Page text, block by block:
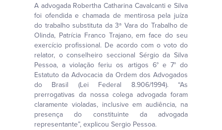
A advogada Robertha Catharina Cavalcanti e Silva
foi ofendida e chamada de mentirosa pela juíza
do trabalho substituta da 3ª Vara do Trabalho de
Olinda, Patrícia Franco Trajano, em face do seu
exercício profissional. De acordo com o voto do
relator, o conselheiro seccional Sérgio da Silva
Pessoa, a violação feriu os artigos 6° e 7° do
Estatuto da Advocacia da Ordem dos Advogados
do Brasil (Lei Federal 8.906/1994). “As
prerrogativas da nossa colega advogada foram
claramente violadas, inclusive em audiência, na
presença do constituinte da advogada
representante”, explicou Sergio Pessoa.